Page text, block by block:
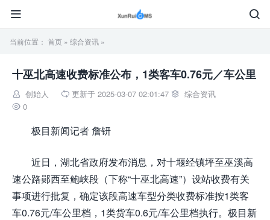


当前位置： 首页 » 综合资讯 »
十巫北高速收费标准公布，1类客车0.76元／车公里
 创始人  更新于 2025-03-07 02:01:47  综合资讯
 0
极目新闻记者 詹钘
近日，湖北省政府发布消息，对十堰经镇坪至巫溪高
速公路郧西至鲍峡段（下称“十巫北高速”）设站收费有关
事项进行批复，确定该段高速车型分类收费标准按1类客
车0.76元/车公里档，1类货车0.6元/车公里档执行。极目新